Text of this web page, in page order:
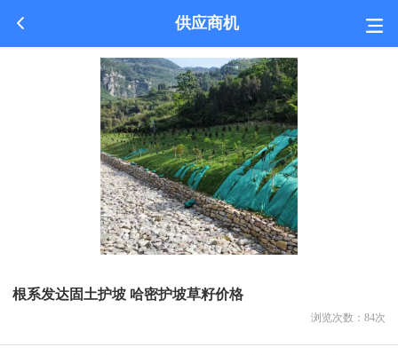
供应商机
根系发达固土护坡 哈密护坡草籽价格
浏览次数： 84次